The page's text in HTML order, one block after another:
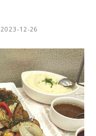
2023-12-26